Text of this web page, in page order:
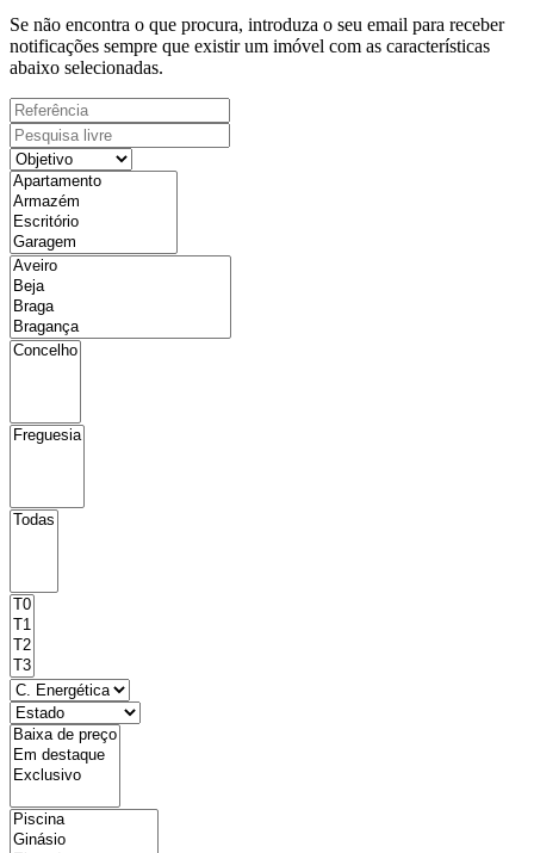
Se não encontra o que procura, introduza o seu email para receber
notificações sempre que existir um imóvel com as características
abaixo selecionadas.